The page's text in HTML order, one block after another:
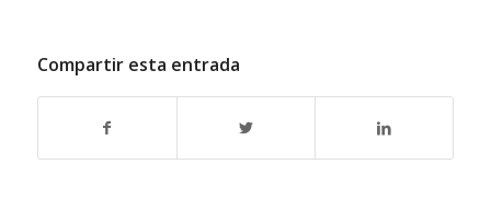
Compartir esta entrada